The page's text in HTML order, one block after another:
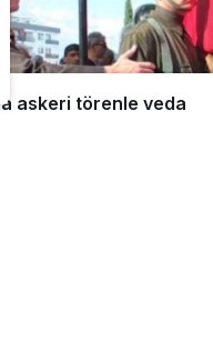
askeri törenle veda